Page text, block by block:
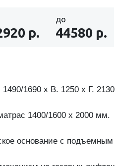
р.
до
44580 р.
1690 х В. 1250 х Г.
1400/1600 х 2000 мм.
основание с